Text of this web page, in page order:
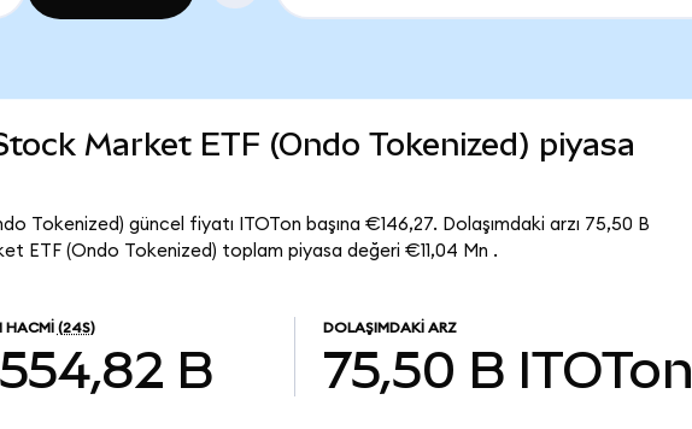
Market ETF (Ondo Tokenized) piyasa
Tokenized) güncel fiyatı ITOTon başına €146,27. Dolaşımdaki arzı 75,50 B
ETF (Ondo Tokenized) toplam piyasa değeri €11,04 Mn .
HACMI (24S)
B
DOLAŞIMDAKI ARZ
75,50 B ITOTon